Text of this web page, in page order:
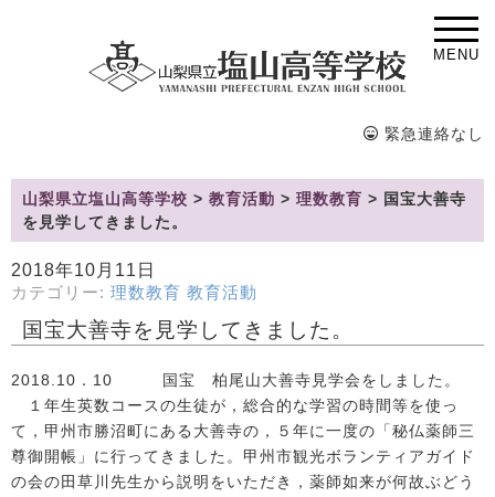
MENU
緊急連絡なし
山梨県立塩山高等学校 > 教育活動 > 理数教育 > 国宝大善寺
を見学してきました。
2018年10月11日
カテゴリー: 理数教育 教育活動
国宝大善寺を見学してきました。
2018.10．10 国宝 柏尾山大善寺見学会をしました。
１年生英数コースの生徒が，総合的な学習の時間等を使っ
て，甲州市勝沼町にある大善寺の，５年に一度の「秘仏薬師三
尊御開帳」に行ってきました。甲州市観光ボランティアガイド
の会の田草川先生から説明をいただき，薬師如来が何故ぶどう